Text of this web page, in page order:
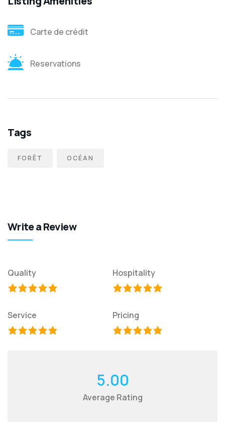
Carte de crédit
Reservations
Tags
FORÊT OCÉAN
Write a Review
Quality Hospitality
Service Pricing
5.00
Average Rating